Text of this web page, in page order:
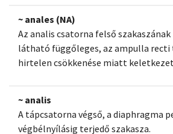
~ anales (NA)
Az analis csatorna felső
látható függőleges, az ampulla recti
hirtelen csökkenése miatt
~ analis
A tápcsatorna végső, a diaphragma
végbélnyílásig terjedő szakasza.